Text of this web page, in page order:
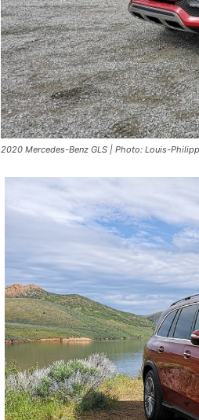
2020 Mercedes-Benz GLS | Photo: Louis-